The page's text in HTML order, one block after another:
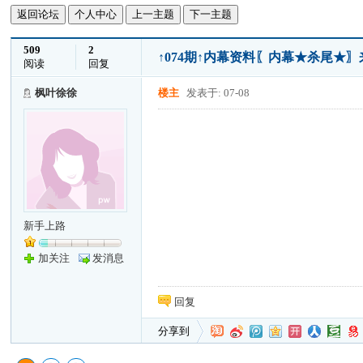
返回论坛 个人中心 上一主题 下一主题
509
阅读
2
回复
↑074期↑内幕资料〖内幕★杀尾★〗
枫叶徐徐
新手上路
加关注 发消息
楼主 发表于: 07-08
回复
分享到